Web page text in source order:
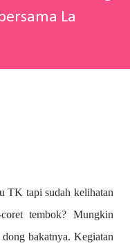
La
TK tapi sudah kelihatan
tembok? Mungkin
bakatnya. Kegiatan